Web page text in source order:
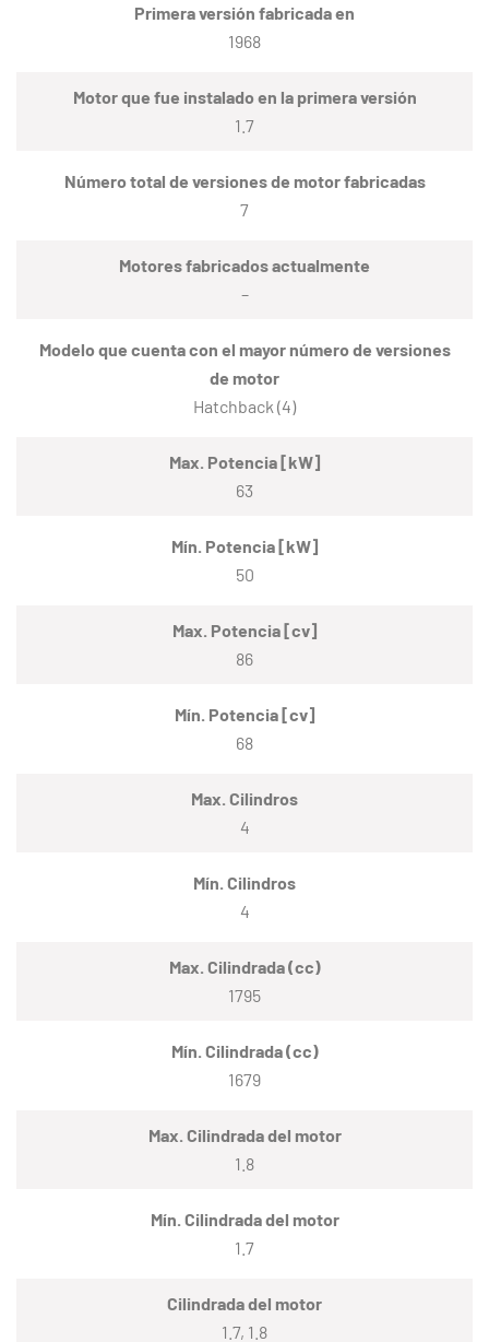
Primera versión fabricada en
1968
Motor que fue instalado en la primera versión
1.7
Número total de versiones de motor fabricadas
7
Motores fabricados actualmente
–
Modelo que cuenta con el mayor número de versiones
de motor
Hatchback (4)
Max. Potencia [kW]
63
Mín. Potencia [kW]
50
Max. Potencia [cv]
86
Mín. Potencia [cv]
68
Max. Cilindros
4
Mín. Cilindros
4
Max. Cilindrada (cc)
1795
Mín. Cilindrada (cc)
1679
Max. Cilindrada del motor
1.8
Mín. Cilindrada del motor
1.7
Cilindrada del motor
1.7, 1.8